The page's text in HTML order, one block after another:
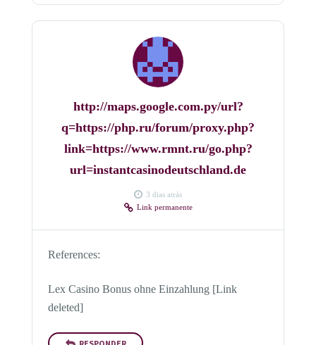
http://maps.google.com.py/url?
q=https://php.ru/forum/proxy.php?
link=https://www.rmnt.ru/go.php?
url=instantcasinodeutschland.de
3 dias atrás
Link permanente
References:
Lex Casino Bonus ohne Einzahlung [Link
deleted]